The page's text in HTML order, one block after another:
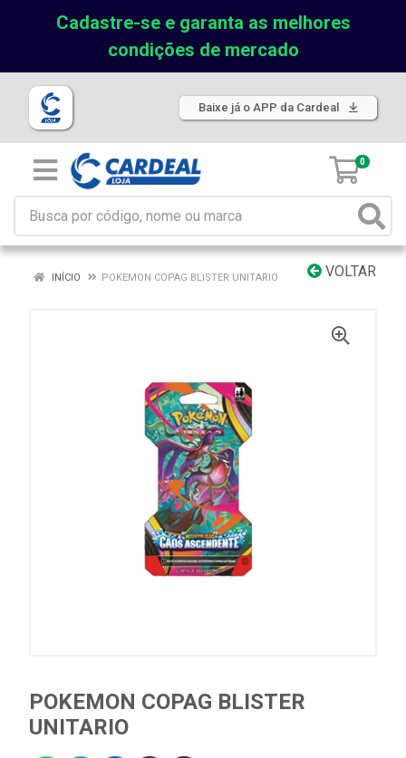
Cadastre-se e garanta as melhores
condições de mercado
Baixe já o APP da Cardeal
0
VOLTAR
INÍCIO POKEMON COPAG BLISTER UNITARIO
POKEMON COPAG BLISTER
UNITARIO